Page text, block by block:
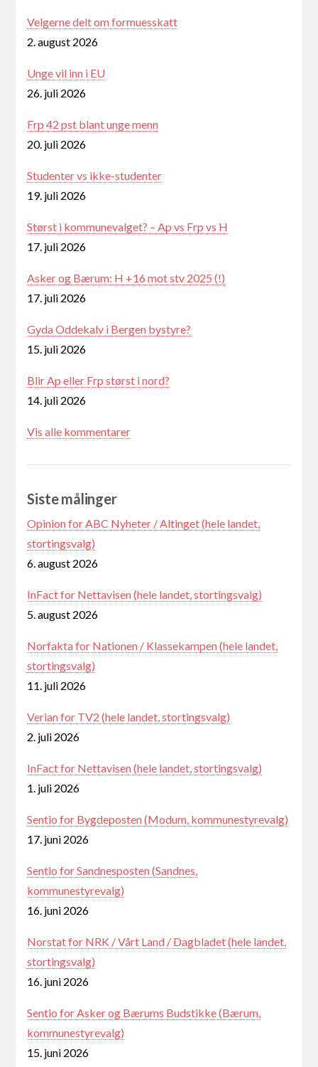
Velgerne delt om formuesskatt
2. august 2026
Unge vil inn i EU
26. juli 2026
Frp 42 pst blant unge menn
20. juli 2026
Studenter vs ikke-studenter
19. juli 2026
Størst i kommunevalget? – Ap vs Frp vs H
17. juli 2026
Asker og Bærum: H +16 mot stv 2025 (!)
17. juli 2026
Gyda Oddekalv i Bergen bystyre?
15. juli 2026
Blir Ap eller Frp størst i nord?
14. juli 2026
Vis alle kommentarer
Siste målinger
Opinion for ABC Nyheter / Altinget (hele landet,
stortingsvalg)
6. august 2026
InFact for Nettavisen (hele landet, stortingsvalg)
5. august 2026
Norfakta for Nationen / Klassekampen (hele landet,
stortingsvalg)
11. juli 2026
Verian for TV2 (hele landet, stortingsvalg)
2. juli 2026
InFact for Nettavisen (hele landet, stortingsvalg)
1. juli 2026
Sentio for Bygdeposten (Modum, kommunestyrevalg)
17. juni 2026
Sentio for Sandnesposten (Sandnes,
kommunestyrevalg)
16. juni 2026
Norstat for NRK / Vårt Land / Dagbladet (hele landet,
stortingsvalg)
16. juni 2026
Sentio for Asker og Bærums Budstikke (Bærum,
kommunestyrevalg)
15. juni 2026